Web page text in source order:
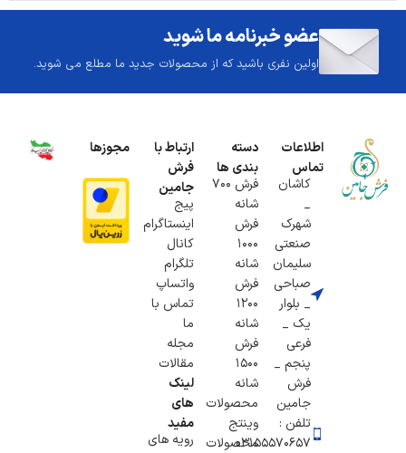
عضو خبرنامه ما شوید
اولین نفری باشید که از محصولات جدید ما مطلع می شوید.
اطلاعات
تماس
کاشان
_
شهرک
صنعتی
سلیمان
صباحی
_ بلوار
یک _
فرعی
پنجم _
فرش
جامین
تلفن :
۰۳۱۵۵۵۷۰۶۵۷
دسته
بندی ها
فرش 700
شانه
فرش
1000
شانه
فرش
1200
شانه
فرش
1500
شانه
محصولات
وینتج
محصولات
ارتباط با
فرش
جامین
پیج
اینستاگرام
کانال
تلگرام
واتساپ
تماس با
ما
مجله
مقالات
لینک
های
مفید
رویه های
مجوزها